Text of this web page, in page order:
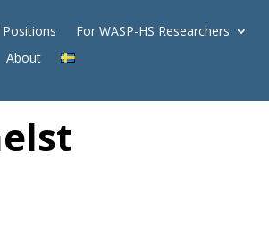
Positions
For WASP-HS Researchers
About